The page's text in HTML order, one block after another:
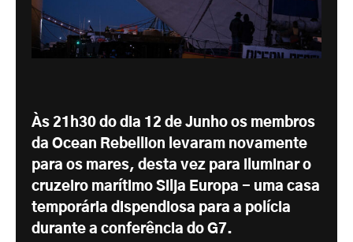
Às 21h30 do dia 12 de Junho os membros
da Ocean Rebellion levaram novamente
para os mares, desta vez para iluminar o
cruzeiro marítimo Silja Europa - uma casa
temporária dispendiosa para a polícia
durante a conferência do G7.